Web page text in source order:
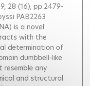
28 (16), pp.2479-
PAB2263
is a novel
with the
determination of
dumbbell-like
any
and structural